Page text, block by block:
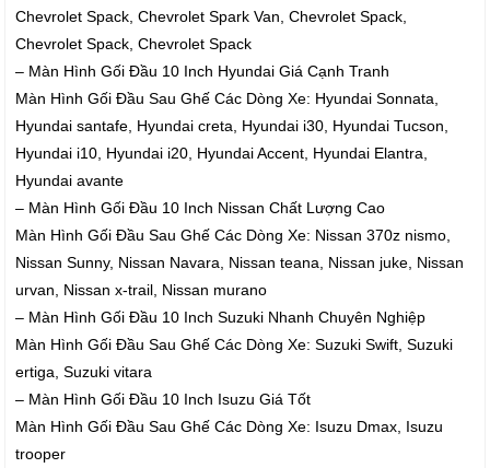
Chevrolet Spack, Chevrolet Spark Van, Chevrolet Spack,
Chevrolet Spack, Chevrolet Spack
– Màn Hình Gối Đầu 10 Inch Hyundai Giá Cạnh Tranh
Màn Hình Gối Đầu Sau Ghế Các Dòng Xe: Hyundai Sonnata,
Hyundai santafe, Hyundai creta, Hyundai i30, Hyundai Tucson,
Hyundai i10, Hyundai i20, Hyundai Accent, Hyundai Elantra,
Hyundai avante
– Màn Hình Gối Đầu 10 Inch Nissan Chất Lượng Cao
Màn Hình Gối Đầu Sau Ghế Các Dòng Xe: Nissan 370z nismo,
Nissan Sunny, Nissan Navara, Nissan teana, Nissan juke, Nissan
urvan, Nissan x-trail, Nissan murano
– Màn Hình Gối Đầu 10 Inch Suzuki Nhanh Chuyên Nghiệp
Màn Hình Gối Đầu Sau Ghế Các Dòng Xe: Suzuki Swift, Suzuki
ertiga, Suzuki vitara
– Màn Hình Gối Đầu 10 Inch Isuzu Giá Tốt
Màn Hình Gối Đầu Sau Ghế Các Dòng Xe: Isuzu Dmax, Isuzu
trooper